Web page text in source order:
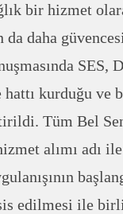
bir hizmet
da daha
SES,
kurduğu ve
Tüm Bel
alımı adı
edilmesi ile